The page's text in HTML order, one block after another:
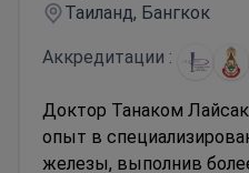
Таиланд, Бангкок
Аккредитации :
Доктор Танаком
опыт в
железы, выполнив